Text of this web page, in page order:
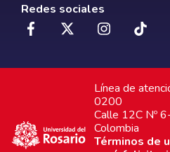
Redes sociales
Línea de
0200
Calle 12C Nº
Colombia
Términos de